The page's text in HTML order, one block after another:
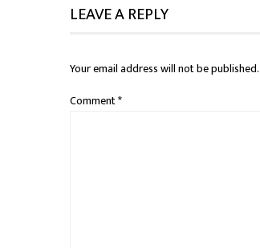
LEAVE A REPLY
Your email address will not be published.
Comment*